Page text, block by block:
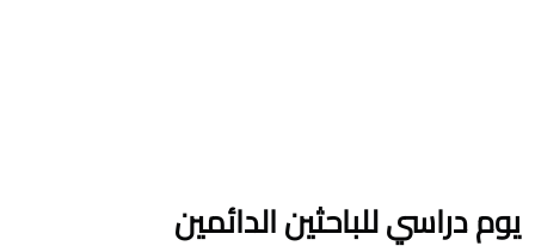
يوم دراسي للباحثين الدائمين